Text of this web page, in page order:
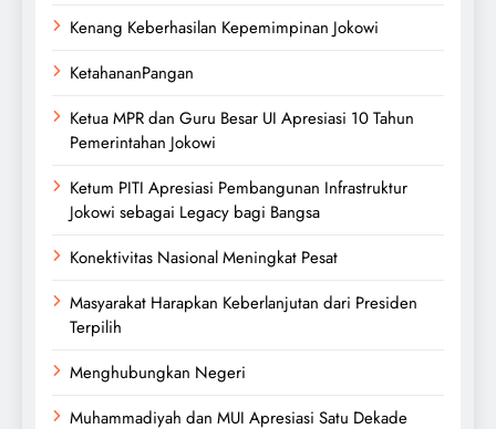
Kenang Keberhasilan Kepemimpinan Jokowi
KetahananPangan
Ketua MPR dan Guru Besar UI Apresiasi 10 Tahun
Pemerintahan Jokowi
Ketum PITI Apresiasi Pembangunan Infrastruktur
Jokowi sebagai Legacy bagi Bangsa
Konektivitas Nasional Meningkat Pesat
Masyarakat Harapkan Keberlanjutan dari Presiden
Terpilih
Menghubungkan Negeri
Muhammadiyah dan MUI Apresiasi Satu Dekade